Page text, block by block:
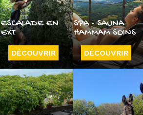
ESCALADE EN
EXT
DÉCOUVRIR
SPA - SAUNA
HAMMAM SOINS
DÉCOUVRIR